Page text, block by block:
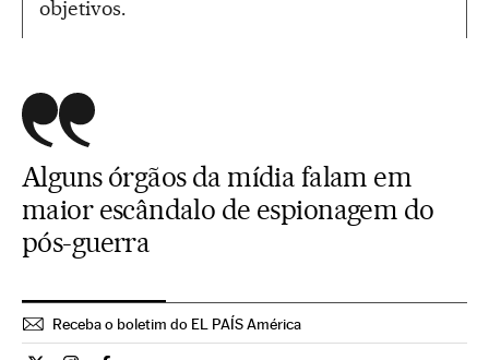
objetivos.
Alguns órgãos da mídia falam em
maior escândalo de espionagem do
pós-guerra
Receba o boletim do EL PAÍS América